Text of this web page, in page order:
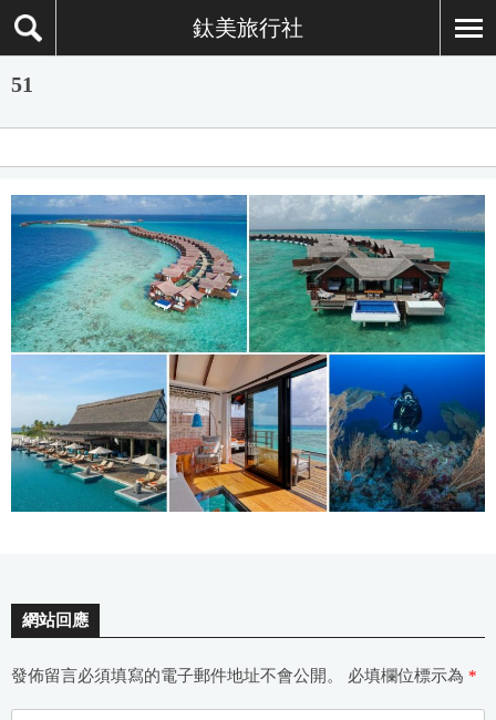
鈦美旅行社
51
網站回應
發佈留言必須填寫的電子郵件地址不會公開。 必填欄位標示為 *